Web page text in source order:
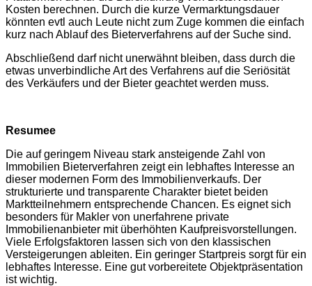
Kosten berechnen. Durch die kurze Vermarktungsdauer
könnten evtl auch Leute nicht zum Zuge kommen die einfach
kurz nach Ablauf des Bieterverfahrens auf der Suche sind.
Abschließend darf nicht unerwähnt bleiben, dass durch die
etwas unverbindliche Art des Verfahrens auf die Seriösität
des Verkäufers und der Bieter geachtet werden muss.
Resumee
Die auf geringem Niveau stark ansteigende Zahl von
Immobilien Bieterverfahren zeigt ein lebhaftes Interesse an
dieser modernen Form des Immobilienverkaufs. Der
strukturierte und transparente Charakter bietet beiden
Marktteilnehmern entsprechende Chancen. Es eignet sich
besonders für Makler von unerfahrene private
Immobilienanbieter mit überhöhten Kaufpreisvorstellungen.
Viele Erfolgsfaktoren lassen sich von den klassischen
Versteigerungen ableiten. Ein geringer Startpreis sorgt für ein
lebhaftes Interesse. Eine gut vorbereitete Objektpräsentation
ist wichtig.